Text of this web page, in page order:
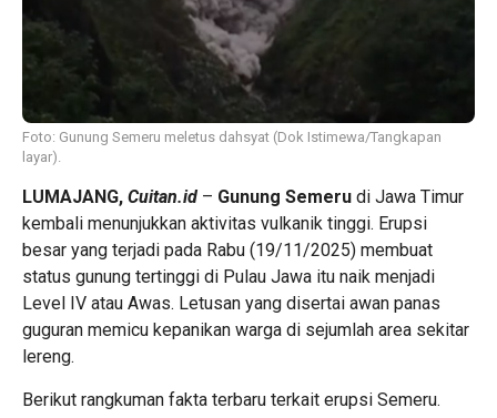
Foto: Gunung Semeru meletus dahsyat (Dok Istimewa/Tangkapan
layar).
LUMAJANG, Cuitan.id – Gunung Semeru di Jawa Timur
kembali menunjukkan aktivitas vulkanik tinggi. Erupsi
besar yang terjadi pada Rabu (19/11/2025) membuat
status gunung tertinggi di Pulau Jawa itu naik menjadi
Level IV atau Awas. Letusan yang disertai awan panas
guguran memicu kepanikan warga di sejumlah area sekitar
lereng.
Berikut rangkuman fakta terbaru terkait erupsi Semeru.